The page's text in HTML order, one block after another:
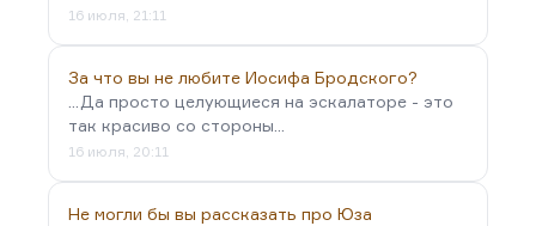
16 июля, 21:11
За что вы не любите Иосифа Бродского?
...Да просто целующиеся на эскалаторе - это
так красиво со стороны...
16 июля, 20:11
Не могли бы вы рассказать про Юза